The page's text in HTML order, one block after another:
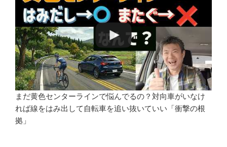
まだ黄色センターラインで悩んでるの？対向車がいなけ
れば線をはみ出して自転車を追い抜いていい「衝撃の根
拠」